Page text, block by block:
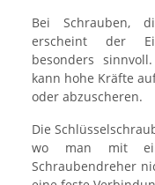
Bei Schrauben,
erscheint der
besonders
kann hohe Kräfte
oder abzuscheren.
Die
wo man mit
Schraubendreher